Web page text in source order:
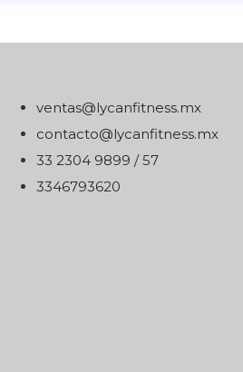
xm.ssentifnacyl@satnev
xm.ssentifnacyl@otcatnoc
75 / 9989 4032 33
0263976433